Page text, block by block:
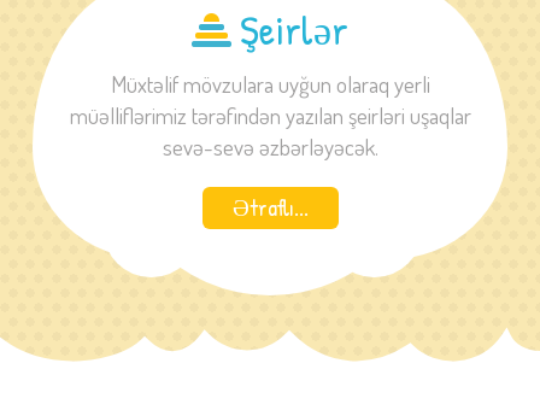
Şeirlər
Müxtəlif mövzulara uyğun olaraq yerli
müəlliflərimiz tərəfindən yazılan şeirləri uşaqlar
sevə-sevə əzbərləyəcək.
Ətraflı...